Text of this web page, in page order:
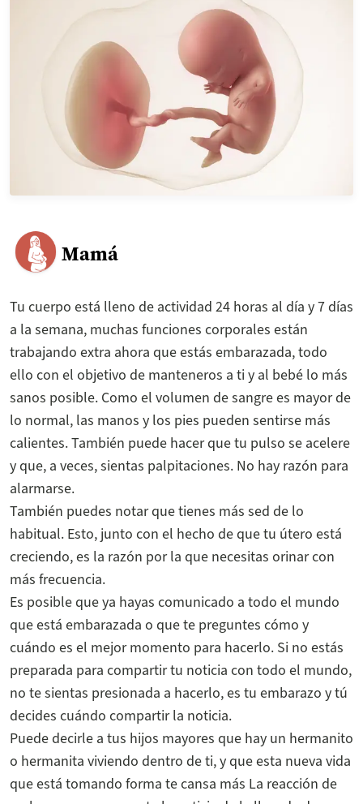
Mamá
Tu cuerpo está lleno de actividad 24 horas al día y 7 días
a la semana, muchas funciones corporales están
trabajando extra ahora que estás embarazada, todo
ello con el objetivo de manteneros a ti y al bebé lo más
sanos posible. Como el volumen de sangre es mayor de
lo normal, las manos y los pies pueden sentirse más
calientes. También puede hacer que tu pulso se acelere
y que, a veces, sientas palpitaciones. No hay razón para
alarmarse.
También puedes notar que tienes más sed de lo
habitual. Esto, junto con el hecho de que tu útero está
creciendo, es la razón por la que necesitas orinar con
más frecuencia.
Es posible que ya hayas comunicado a todo el mundo
que está embarazada o que te preguntes cómo y
cuándo es el mejor momento para hacerlo. Si no estás
preparada para compartir tu noticia con todo el mundo,
no te sientas presionada a hacerlo, es tu embarazo y tú
decides cuándo compartir la noticia.
Puede decirle a tus hijos mayores que hay un hermanito
o hermanita viviendo dentro de ti, y que esta nueva vida
que está tomando forma te cansa más La reacción de